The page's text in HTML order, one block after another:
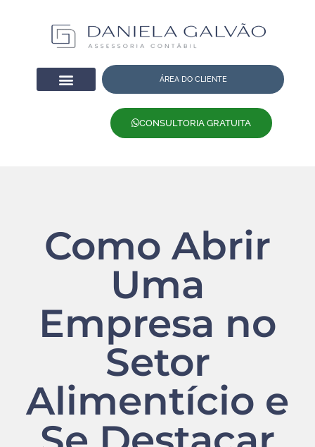
ÁREA DO CLIENTE
CONSULTORIA GRATUITA
Como Abrir
Uma
Empresa no
Setor
Alimentício e